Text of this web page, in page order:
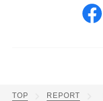
TOP REPORT